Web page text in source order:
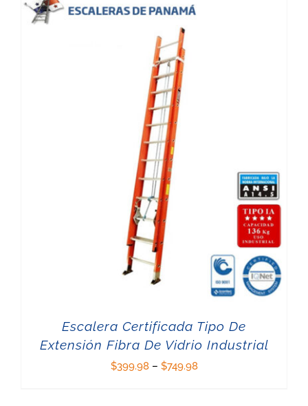
Escalera Certificada Tipo De
Extensión Fibra De Vidrio Industrial
$399.98– $749.98